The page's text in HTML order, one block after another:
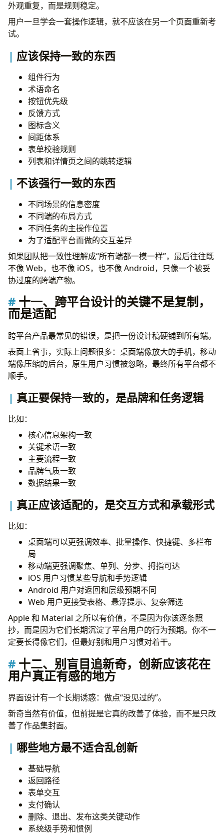
外观重复，而是规则稳定。
用户一旦学会一套操作逻辑，就不应该在另一个页面重新考
试。
应该保持一致的东西
组件行为
术语命名
按钮优先级
反馈方式
图标含义
间距体系
表单校验规则
列表和详情页之间的跳转逻辑
不该强行一致的东西
不同场景的信息密度
不同端的布局方式
不同任务的主操作位置
为了适配平台而做的交互差异
如果团队把一致性理解成“所有端都一模一样”，最后往往既
不像 Web，也不像 iOS，也不像 Android，只像一个被妥
协过度的跨端产物。
十一、跨平台设计的关键不是复制，
而是适配
跨平台产品最常见的错误，是把一份设计稿硬铺到所有端。
表面上省事，实际上问题很多：桌面端像放大的手机，移动
端像压缩的后台，原生用户习惯被忽略，最终所有平台都不
顺手。
真正要保持一致的，是品牌和任务逻辑
比如：
核心信息架构一致
关键术语一致
主要流程一致
品牌气质一致
数据结果一致
真正应该适配的，是交互方式和承载形式
比如：
桌面端可以更强调效率、批量操作、快捷键、多栏布
局
移动端更强调聚焦、单列、分步、拇指可达
iOS 用户习惯某些导航和手势逻辑
Android 用户对返回和层级预期不同
Web 用户更接受表格、悬浮提示、复杂筛选
Apple 和 Material 之所以有价值，不是因为你该逐条照
抄，而是因为它们长期沉淀了平台用户的行为预期。你不一
定要长得像它们，但最好别和用户习惯对着干。
十二、别盲目追新奇，创新应该花在
用户真正有感的地方
界面设计有一个长期诱惑：做点“没见过的”。
新奇当然有价值，但前提是它真的改善了体验，而不是只改
善了作品集封面。
哪些地方最不适合乱创新
基础导航
返回路径
表单交互
支付确认
删除、退出、发布这类关键动作
系统级手势和惯例